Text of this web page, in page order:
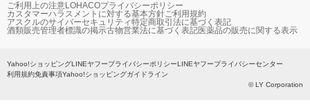
ご利用上の注意LOHACOプライバシーポリシー
カスタマーハラスメントに対する基本方針ご利用規約
アスクルのサイバーセキュリティ特定商取引法に基づく表記
酒類販売管理者標識の掲示古物営業法に基づく表記医薬品の販売に関する表示
Yahoo!ショッピングLINEヤフープライバシーポリシーLINEヤフープライバシーセンター
利用規約免責事項Yahoo!ショッピングガイドライン
© LY Corporation